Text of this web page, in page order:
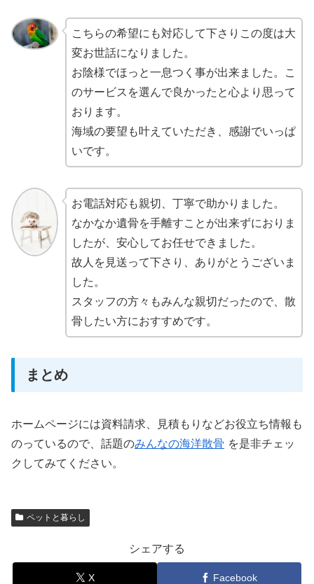
こちらの希望にも対応して下さりこの度は大
変お世話になりました。
お陰様でほっと一息つく事が出来ました。こ
のサービスを選んで良かったと心より思って
おります。
海域の要望も叶えていただき、感謝でいっぱ
いです。
お電話対応も親切、丁寧で助かりました。
なかなか遺骨を手離すことが出来ずにおりま
したが、安心してお任せできました。
故人を見送って下さり、ありがとうございま
した。
スタッフの方々もみんな親切だったので、散
骨したい方におすすめです。
まとめ
ホームページには資料請求、見積もりなどお役立ち情報も
のっているので、話題のみんなの海洋散骨 を是非チェッ
クしてみてください。
ペットと暮らし
シェアする
X Facebook